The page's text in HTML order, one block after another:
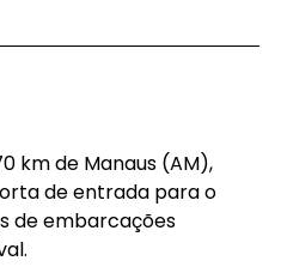
km de Manaus (AM),
de entrada para o
de embarcações